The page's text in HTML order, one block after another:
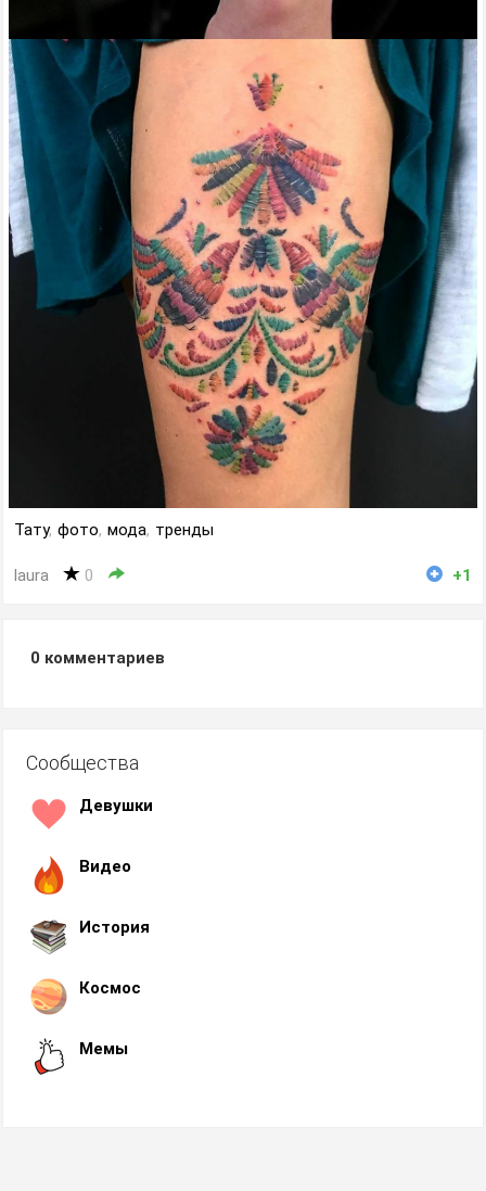
Тату, фото, мода, тренды
laura 0 +1
0 комментариев
Сообщества
Девушки
Видео
История
Космос
Мемы